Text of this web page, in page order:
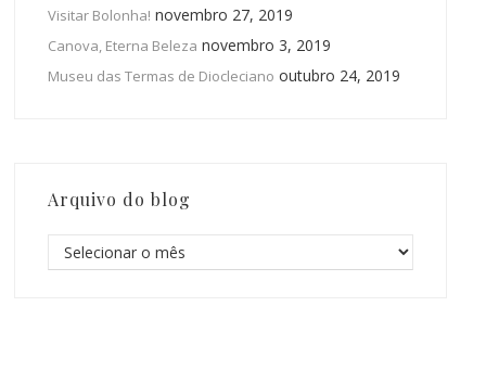
Visitar Bolonha! novembro 27, 2019
Canova, Eterna Beleza novembro 3, 2019
Museu das Termas de Diocleciano outubro 24, 2019
Arquivo do blog